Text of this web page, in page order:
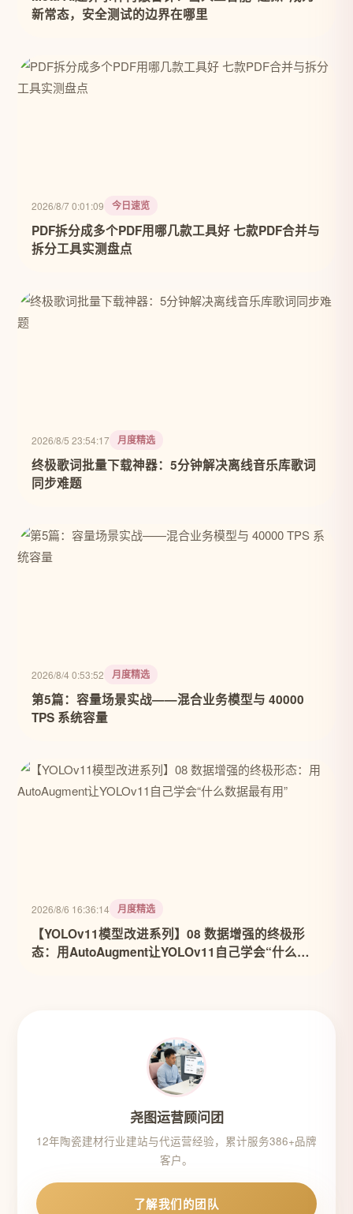
新常态，安全测试的边界在哪里
2026/8/7 0:01:09 今日速览
PDF拆分成多个PDF用哪几款工具好 七款PDF合并与
拆分工具实测盘点
2026/8/5 23:54:17 月度精选
终极歌词批量下载神器：5分钟解决离线音乐库歌词
同步难题
2026/8/4 0:53:52 月度精选
第5篇：容量场景实战——混合业务模型与 40000
TPS 系统容量
2026/8/6 16:36:14 月度精选
【YOLOv11模型改进系列】08 数据增强的终极形
态：用AutoAugment让YOLOv11自己学会“什么数
尧图运营顾问团
12年陶瓷建材行业建站与代运营经验，累计服务386+品牌
客户。
了解我们的团队